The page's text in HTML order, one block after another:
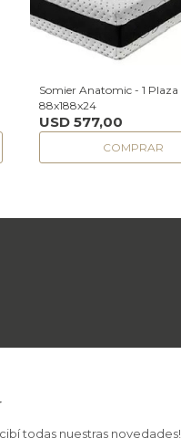
Somier Anatomic - 1 Plaza
88x188x24
USD 577,00
todas nuestras novedades!